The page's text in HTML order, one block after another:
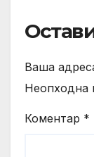
Ваша
Неопходна
Коментар *